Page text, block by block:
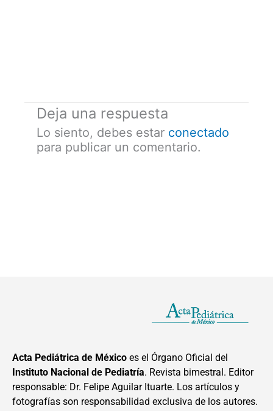
Deja una respuesta
Lo siento, debes estar conectado
para publicar un comentario.
Acta Pediátrica de México es el Órgano Oficial del
Instituto Nacional de Pediatría. Revista bimestral. Editor
responsable: Dr. Felipe Aguilar Ituarte. Los artículos y
fotografías son responsabilidad exclusiva de los autores.